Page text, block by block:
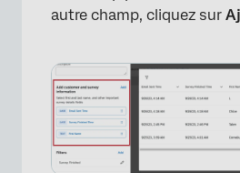
autre champ, cliquez sur